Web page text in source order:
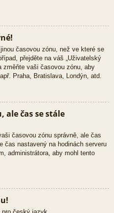
časovou zónu, než ve které se
přejděte na váš „Uživatelský
změňte vaši časovou zónu, aby
Praha, Bratislava, Londýn, atd.
ale čas se stále
časovou zónu správně, ale čas
čas nastavený na hodinách serveru
administrátora, aby mohl tento